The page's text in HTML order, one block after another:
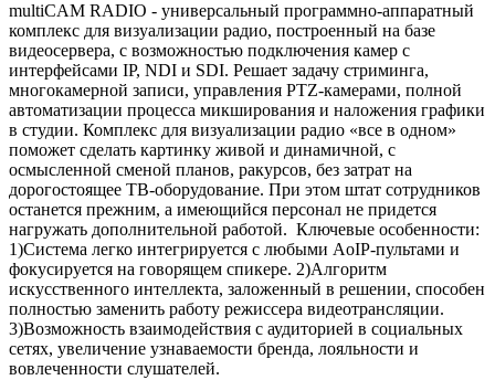
multiCAM RADIO - универсальный программно-аппаратный
комплекс для визуализации радио, построенный на базе
видеосервера, с возможностью подключения камер с
интерфейсами IP, NDI и SDI. Решает задачу стриминга,
многокамерной записи, управления PTZ-камерами, полной
автоматизации процесса микширования и наложения графики
в студии. Комплекс для визуализации радио «все в одном»
поможет сделать картинку живой и динамичной, с
осмысленной сменой планов, ракурсов, без затрат на
дорогостоящее ТВ-оборудование. При этом штат сотрудников
останется прежним, а имеющийся персонал не придется
нагружать дополнительной работой. Ключевые особенности:
1)Система легко интегрируется с любыми AoIP-пультами и
фокусируется на говорящем спикере. 2)Алгоритм
искусственного интеллекта, заложенный в решении, способен
полностью заменить работу режиссера видеотрансляции.
3)Возможность взаимодействия с аудиторией в социальных
сетях, увеличение узнаваемости бренда, лояльности и
вовлеченности слушателей.